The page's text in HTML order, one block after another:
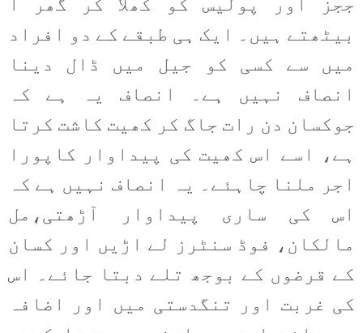
بیٹھتے ہیں۔ ایک ہی طبقے کے دو افراد
میں سے کسی کو جیل میں ڈال دینا
انصاف نہیں ہے۔ انصاف یہ ہے کہ
جوکسان دن رات جاگ کر کھیت کاشت کرتا
ہے، اسے اس کھیت کی پیداوار کاپورا
اجر ملنا چاہئے۔ یہ انصاف نہیں ہے کہ
اس کی ساری پیداوار آڑھتی،ٖمل
مالکان، فوڈ سنٹرز لے اڑیں اور کسان
کے قرضوں کے بوجھ تلے دبتا جائے۔ اس
کی غربت اور تنگدستی میں اور اضافہ